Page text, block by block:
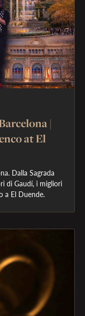
|
at El
Dalla Sagrada
di Gaudí, i migliori